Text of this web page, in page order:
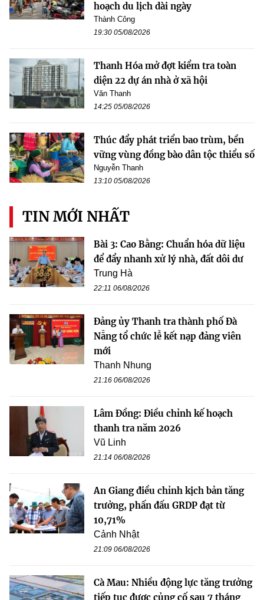
hoạch du lịch dài ngày
Thành Công
19:30 05/08/2026
Thanh Hóa mở đợt kiểm tra toàn
diện 22 dự án nhà ở xã hội
Văn Thanh
14:25 05/08/2026
Thúc đẩy phát triển bao trùm, bền
vững vùng đồng bào dân tộc thiểu số
Nguyễn Thanh
13:10 05/08/2026
TIN MỚI NHẤT
Bài 3: Cao Bằng: Chuẩn hóa dữ liệu
để đẩy nhanh xử lý nhà, đất dôi dư
Trung Hà
22:11 06/08/2026
Đảng ủy Thanh tra thành phố Đà
Nẵng tổ chức lễ kết nạp đảng viên
mới
Thanh Nhung
21:16 06/08/2026
Lâm Đồng: Điều chỉnh kế hoạch
thanh tra năm 2026
Vũ Linh
21:14 06/08/2026
An Giang điều chỉnh kịch bản tăng
trưởng, phấn đấu GRDP đạt từ
10,71%
Cảnh Nhật
21:09 06/08/2026
Cà Mau: Nhiều động lực tăng trưởng
tiếp tục được củng cố sau 7 tháng